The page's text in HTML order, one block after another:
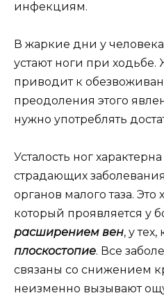
инфекциям.
В жаркие дни у
устают ноги при
приводит к
преодоления этого
нужно употреблять
Усталость ног
страдающих
органов малого таза.
который проявляется у
расширением вен, у
плоскостопие. Все
связаны со снижением
неизменно вызывают